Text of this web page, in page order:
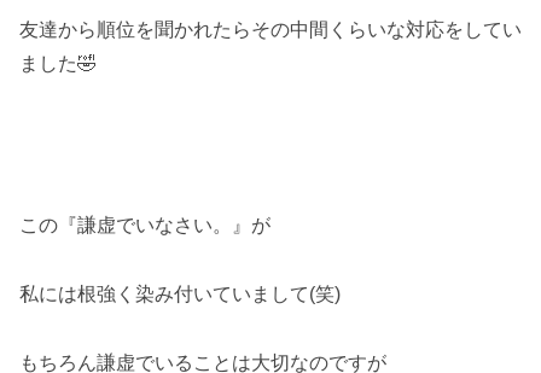
友達から順位を聞かれたらその中間くらいな対応をしてい
ました🤣
この『謙虚でいなさい。』が
私には根強く染み付いていまして(笑)
もちろん謙虚でいることは大切なのですが